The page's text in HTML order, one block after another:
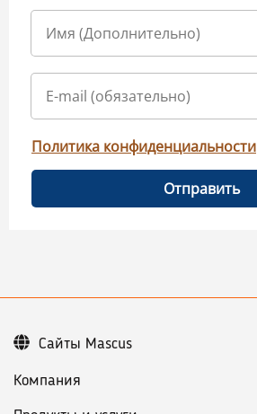
Политика конфиденциальности
Отправить
Компания
Сайты Mascus